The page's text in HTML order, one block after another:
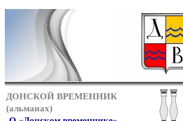
ДОНСКОЙ ВРЕМЕННИК
(альманах)